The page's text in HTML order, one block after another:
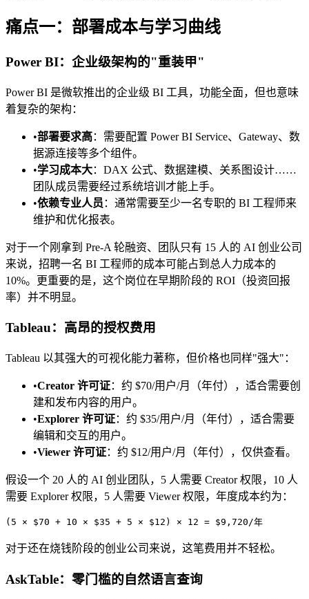
痛点一：部署成本与学习曲线
Power BI：企业级架构的"重装甲"
Power BI 是微软推出的企业级 BI 工具，功能全面，但也意味
着复杂的架构：
•部署要求高：需要配置 Power BI Service、Gateway、数
据源连接等多个组件。
•学习成本大：DAX 公式、数据建模、关系图设计……
团队成员需要经过系统培训才能上手。
•依赖专业人员 ：通常需要至少一名专职的 BI 工程师来
维护和优化报表。
对于一个刚拿到 Pre-A 轮融资、团队只有 15 人的 AI 创业公司
来说，招聘一名 BI 工程师的成本可能占到总人力成本的
10%。更重要的是，这个岗位在早期阶段的 ROI（投资回报
率）并不明显。
Tableau：高昂的授权费用
Tableau 以其强大的可视化能力著称，但价格也同样"强大"：
•Creator 许可证：约 $70/用户/月（年付），适合需要创
建和发布内容的用户。
•Explorer 许可证：约 $35/用户/月（年付），适合需要
编辑和交互的用户。
•Viewer 许可证：约 $12/用户/月（年付），仅供查看。
假设一个 20 人的 AI 创业团队，5 人需要 Creator 权限，10 人
需要 Explorer 权限，5 人需要 Viewer 权限，年度成本约为：
对于还在烧钱阶段的创业公司来说，这笔费用并不轻松。
AskTable：零门槛的自然语言查询